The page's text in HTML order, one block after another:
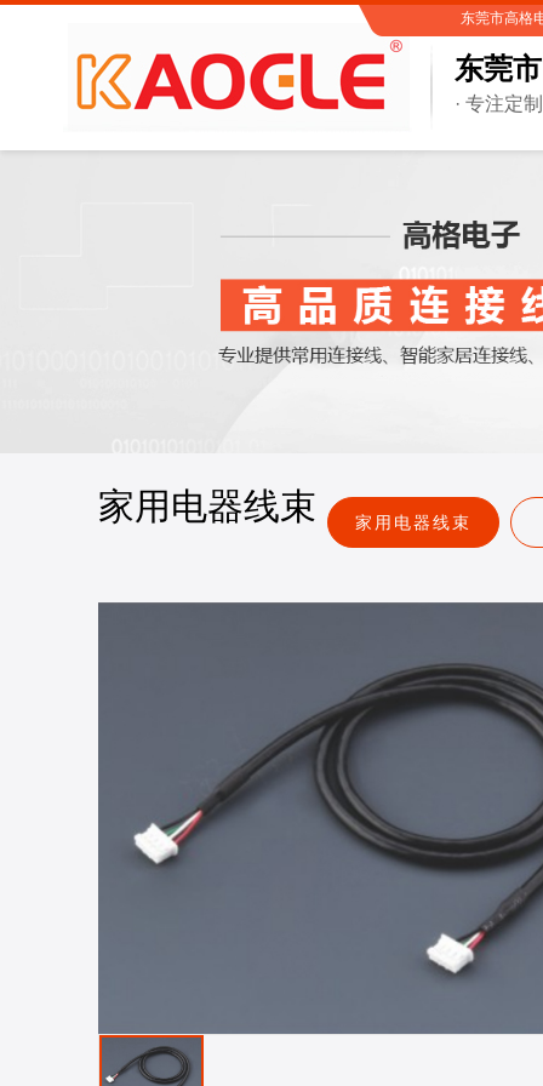
东莞
· 专注定
东莞市高格
家用电器线束 家用电器线束